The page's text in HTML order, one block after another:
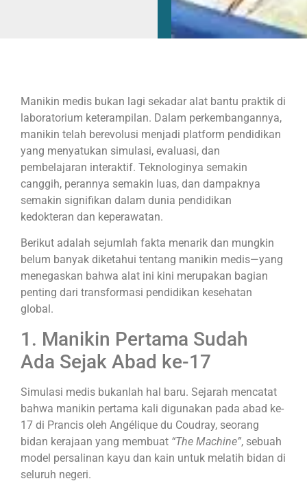
Manikin medis bukan lagi sekadar alat bantu praktik di
laboratorium keterampilan. Dalam perkembangannya,
manikin telah berevolusi menjadi platform pendidikan
yang menyatukan simulasi, evaluasi, dan
pembelajaran interaktif. Teknologinya semakin
canggih, perannya semakin luas, dan dampaknya
semakin signifikan dalam dunia pendidikan
kedokteran dan keperawatan.
Berikut adalah sejumlah fakta menarik dan mungkin
belum banyak diketahui tentang manikin medis—yang
menegaskan bahwa alat ini kini merupakan bagian
penting dari transformasi pendidikan kesehatan
global.
1. Manikin Pertama Sudah
Ada Sejak Abad ke-17
Simulasi medis bukanlah hal baru. Sejarah mencatat
bahwa manikin pertama kali digunakan pada abad ke-
17 di Prancis oleh Angélique du Coudray, seorang
bidan kerajaan yang membuat “The Machine”, sebuah
model persalinan kayu dan kain untuk melatih bidan di
seluruh negeri.